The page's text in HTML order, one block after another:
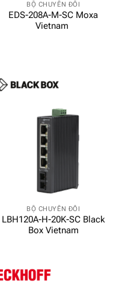
BỘ CHUYỂN ĐỔI
EDS-208A-M-SC Moxa
Vietnam
BỘ CHUYỂN ĐỔI
LBH120A-H-20K-SC Black
Box Vietnam